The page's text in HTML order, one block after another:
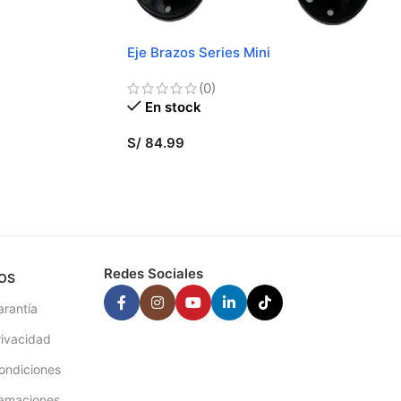
Eje Brazos Series Mini
(0)
En stock
S/ 84.99
Redes Sociales